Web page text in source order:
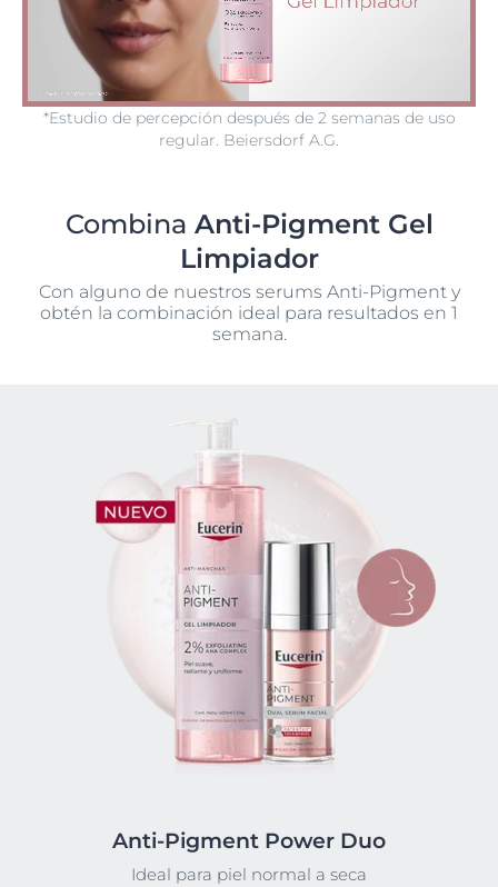
*Estudio de percepción después de 2 semanas de uso
regular. Beiersdorf A.G.
Combina Anti-Pigment Gel
Limpiador
Con alguno de nuestros serums Anti-Pigment y
obtén la combinación ideal para resultados en 1
semana.
Anti-Pigment Power Duo
Ideal para piel normal a seca